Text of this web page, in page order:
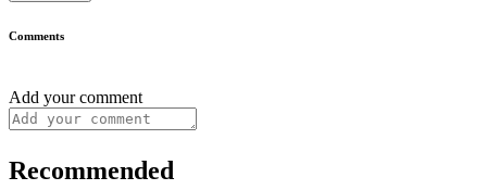
Comments
Add your comment
Recommended